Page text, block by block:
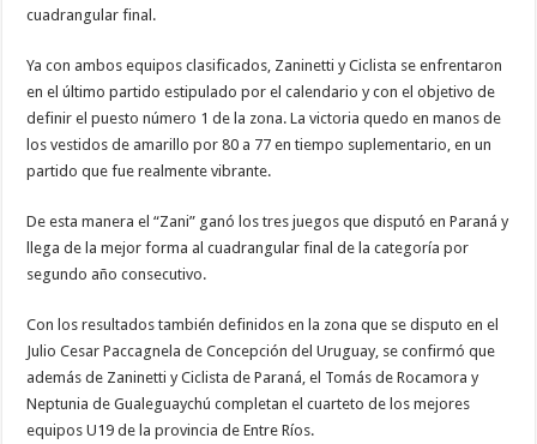
cuadrangular final.
Ya con ambos equipos clasificados, Zaninetti y Ciclista se enfrentaron
en el último partido estipulado por el calendario y con el objetivo de
definir el puesto número 1 de la zona. La victoria quedo en manos de
los vestidos de amarillo por 80 a 77 en tiempo suplementario, en un
partido que fue realmente vibrante.
De esta manera el “Zani” ganó los tres juegos que disputó en Paraná y
llega de la mejor forma al cuadrangular final de la categoría por
segundo año consecutivo.
Con los resultados también definidos en la zona que se disputo en el
Julio Cesar Paccagnela de Concepción del Uruguay, se confirmó que
además de Zaninetti y Ciclista de Paraná, el Tomás de Rocamora y
Neptunia de Gualeguaychú completan el cuarteto de los mejores
equipos U19 de la provincia de Entre Ríos.